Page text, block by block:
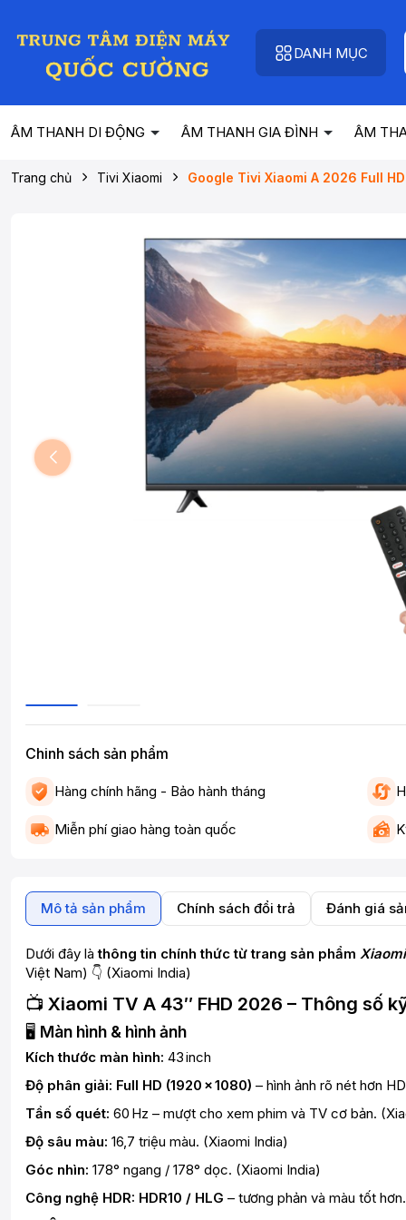
DANH MỤC
ÂM THANH DI ĐỘNG ÂM THANH GIA ĐÌNH ÂM
Trang chủ Tivi Xiaomi Google Tivi Xiaomi A 2026 Full
Chinh sách sản phẩm
Hàng chính hãng - Bảo hành tháng
Miễn phí giao hàng toàn quốc
Mô tả sản phẩm Chính sách đổi trả Đánh giá
Dưới đây làthông tin chính thức từ trang sản phẩm
Việt Nam) 👇 (Xiaomi India)
📺 Xiaomi TV A 43″ FHD 2026 – Thông số
🖥️ Màn hình & hình ảnh
Kích thước màn hình: 43 inch
Độ phân giải: Full HD (1920 × 1080) – hình ảnh rõ nét hơn
Tần số quét: 60 Hz – mượt cho xem phim và TV cơ bản. (
Độ sâu màu: 16,7 triệu màu. (Xiaomi India)
Góc nhìn: 178° ngang / 178° dọc. (Xiaomi India)
Công nghệ HDR: HDR10 / HLG – tương phản và màu tốt